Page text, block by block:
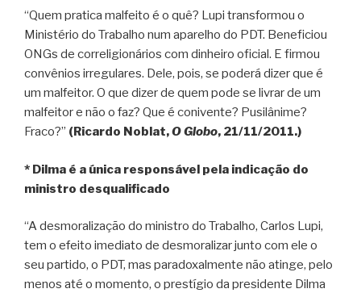
“Quem pratica malfeito é o quê? Lupi transformou o
Ministério do Trabalho num aparelho do PDT. Beneficiou
ONGs de correligionários com dinheiro oficial. E firmou
convênios irregulares. Dele, pois, se poderá dizer que é
um malfeitor. O que dizer de quem pode se livrar de um
malfeitor e não o faz? Que é conivente? Pusilânime?
Fraco?” (Ricardo Noblat,O Globo, 21/11/2011.)
* Dilma é a única responsável pela indicação do
ministro desqualificado
“A desmoralização do ministro do Trabalho, Carlos Lupi,
tem o efeito imediato de desmoralizar junto com ele o
seu partido, o PDT, mas paradoxalmente não atinge, pelo
menos até o momento, o prestígio da presidente Dilma